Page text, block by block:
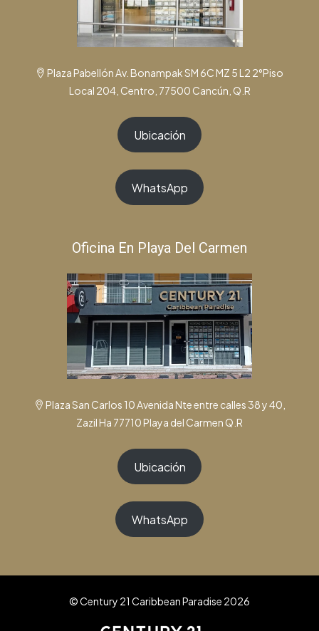
Plaza Pabellón Av. Bonampak SM 6C MZ 5 L2 2°Piso
Local 204, Centro, 77500 Cancún, Q.R
Ubicación
WhatsApp
Oficina En Playa Del Carmen
Plaza San Carlos 10 Avenida Nte entre calles 38 y 40,
Zazil Ha 77710 Playa del Carmen Q.R
Ubicación
WhatsApp
© Century 21 Caribbean Paradise 2026